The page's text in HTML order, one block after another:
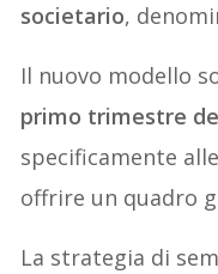
societario,
Il nuovo modello
primo trimestre
specificamente
offrire un quadro
La strategia di